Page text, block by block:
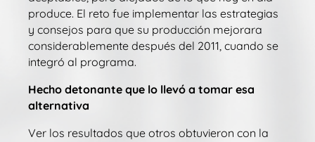
produce. El reto fue implementar las estrategias
y consejos para que su producción mejorara
considerablemente después del 2011, cuando se
integró al programa.
Hecho detonante que lo llevó a tomar esa
alternativa
Ver los resultados que otros obtuvieron con la